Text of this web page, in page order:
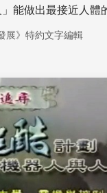
」能做出最接近人體
」在會場亮相並穩
展》特約文字編輯